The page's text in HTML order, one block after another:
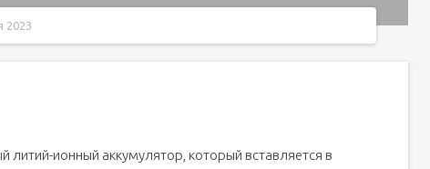
2023
литий-ионный аккумулятор, который вставляется в